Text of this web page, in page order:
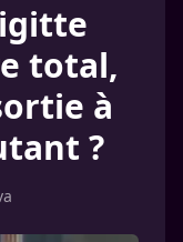
total,
à
?